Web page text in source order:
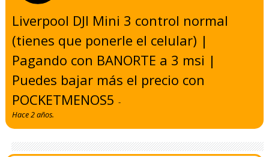
Liverpool DJI Mini 3 control normal
(tienes que ponerle el celular) |
Pagando con BANORTE a 3 msi |
Puedes bajar más el precio con
POCKETMENOS5-
Hace 2 años.